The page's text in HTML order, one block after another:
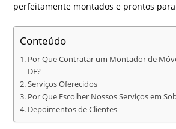
perfeitamente montados e prontos
Conteúdo
Por Que Contratar um Montador de
DF?
Serviços Oferecidos
Por Que Escolher Nossos Serviços em
Depoimentos de Clientes